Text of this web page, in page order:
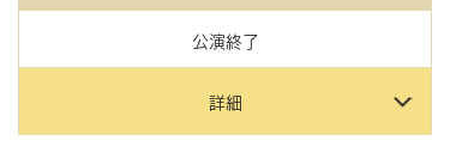
公演終了
詳細